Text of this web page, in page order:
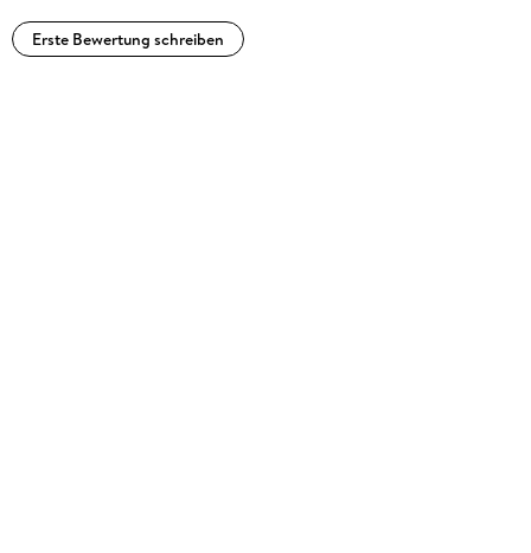
Erste Bewertung schreiben